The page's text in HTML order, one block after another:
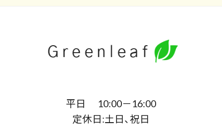
平日 10:00－16:00
定休日:土日、祝日